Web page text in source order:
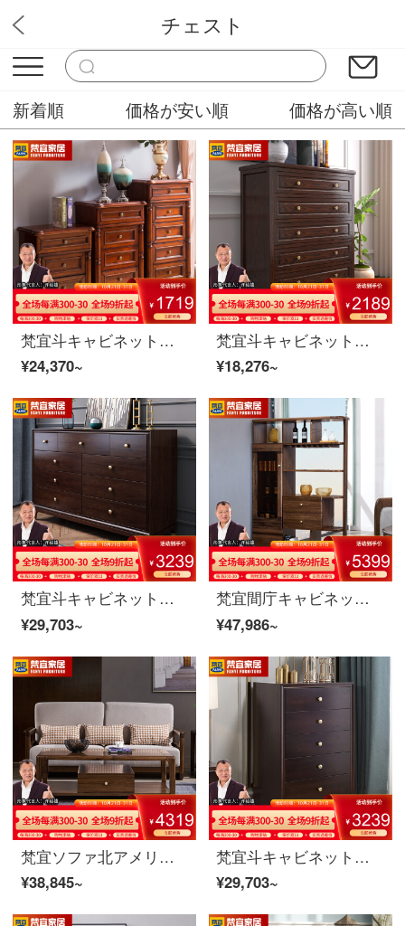
バソラブ
チェスト
新着順 価格が安い順 価格が高い順
梵宜斗キャビネットの実木の斗キャビネットのアメリカ式三四五六斗の戸棚の3456斗は物の桃の芯の木の高級な寝室の逸品の家具のバラの金六斗の戸棚の90*45*115を収納します。
¥24,370~
梵宜斗キャビネットアメリカの実木斗キャビネットは簡単に五斗棚に収納します。五斗戸棚の寝室の収納棚には逸品の家具005菗の赤い五斗キャビネットがあります。
¥18,276~
梵宜斗キャビネットの実木の斗の箱のアメリカ式の軽奢な9斗の戸棚の9斗の収納物チェリーの木の高級な寝室の逸品の家具の9斗の箱
¥29,703~
梵宜間庁キャビネット北米黒胡桃の木の実のキャビネットは客間の屏風の仕切り棚の玄関の戸棚の両面のキャビネットの装飾の簡単な保管物の戸棚のアメリカ式家具の8 L 01間のホールのキャビネットに入ります。
¥47,986~
梵宜ソファ北アメリカ黒胡桃の木の実木ソファ1+2+3セットの布芸単双三人のソファーの大きさと部屋型のアメリカンソファは簡単にリビングルームの家具を予約します。8 W 03二人の席は北アメリカの黒胡桃の木です。
¥38,845~
梵宜斗キャビネットの実木の斗キャビネットのアメリカ式の軽い5斗の戸棚の5斗の収納物チェリーの木の高級な寝室の逸品の家具の胡桃色
¥29,703~